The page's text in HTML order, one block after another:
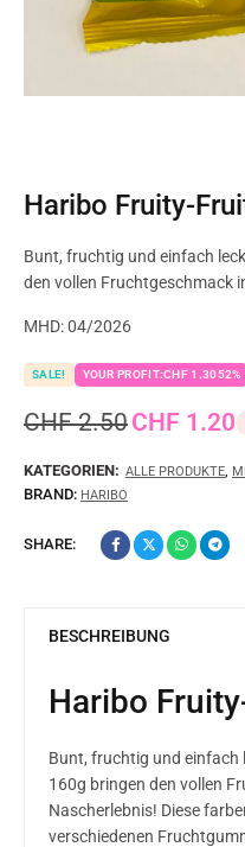
Haribo Fruity-
Bunt, fruchtig und einfach
den vollen Fruchtgeschmack
MHD: 04/2026
SALE! YOUR PROFIT:CHF1.3052%
CHF2.50CHF 1.20
KATEGORIEN: ALLE PRODUKTE
BRAND: HARIBO
SHARE:
BESCHREIBUNG
Haribo
Bunt, fruchtig und einfach
160g bringen den vollen
Nascherlebnis! Diese
verschiedenen